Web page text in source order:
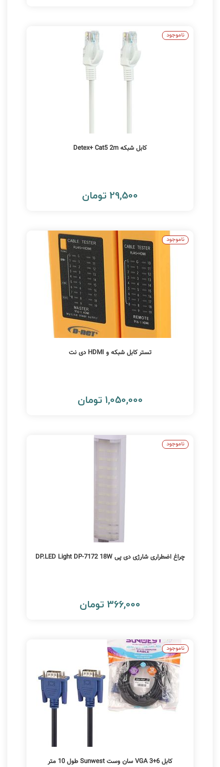
کابل شبکه Detex+ Cat5 2m
29,500 تومان
ناموجود
تستر کابل شبکه و HDMI دی نت
1,050,000 تومان
ناموجود
چراغ اضطراری شارژی دی پی DP.LED Light DP-7172 18W
366,000 تومان
ناموجود
کابل VGA 3+6 سان وست Sunwest طول 10 متر
ناموجود